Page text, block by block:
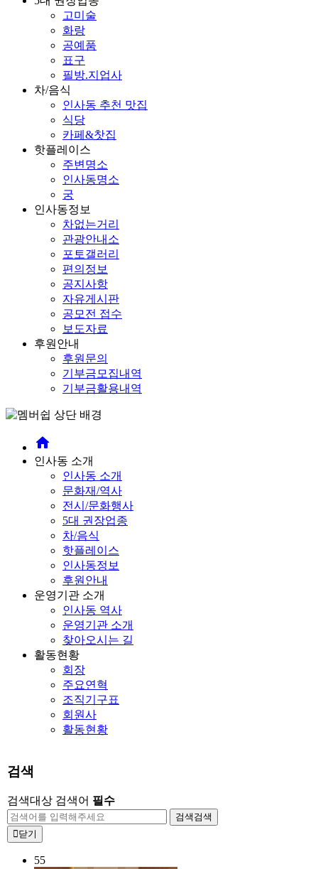
고미술
화랑
공예품
표구
필방.지업사
차/음식
인사동 추천 맛집
식당
카페&찻집
핫플레이스
주변명소
인사동명소
궁
인사동정보
차없는거리
관광안내소
포토갤러리
편의정보
공지사항
자유게시판
공모전 접수
보도자료
후원안내
후원문의
기부금모집내역
기부금활용내역
home
인사동 소개
인사동 소개
문화재/역사
전시/문화행사
5대 권장업종
차/음식
핫플레이스
인사동정보
후원안내
운영기관 소개
인사동 역사
운영기관 소개
찾아오시는 길
활동현황
회장
주요연혁
조직기구표
회원사
활동현황
검색
검색대상 검색어 필수
검색 검색
닫기
55